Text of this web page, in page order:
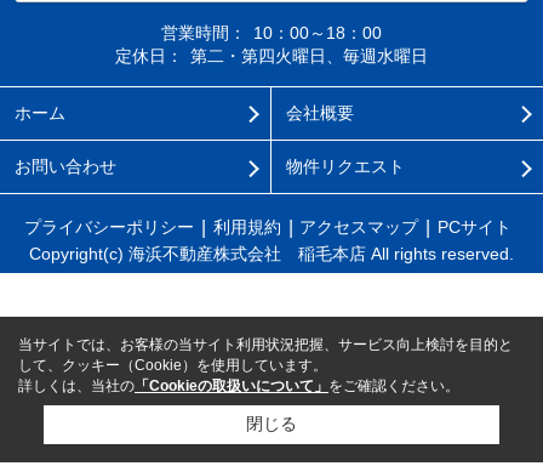
営業時間：
10：00～18：00
定休日：
第二・第四火曜日、毎週水曜日
ホーム 会社概要
お問い合わせ 物件リクエスト
プライバシーポリシー 利用規約 アクセスマップ
PCサイト
Copyright(c) 海浜不動産株式会社 稲毛本店 All rights reserved.
当サイトでは、お客様の当サイト利用状況把握、サービス向上検討を目的と
して、クッキー（Cookie）を使用しています。
詳しくは、当社の 「Cookieの取扱いについて」 をご確認ください。
閉じる